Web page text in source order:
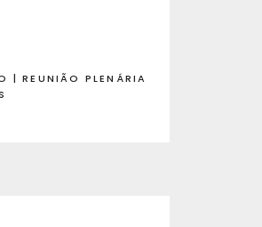
| REUNIÃO PLENÁRIA